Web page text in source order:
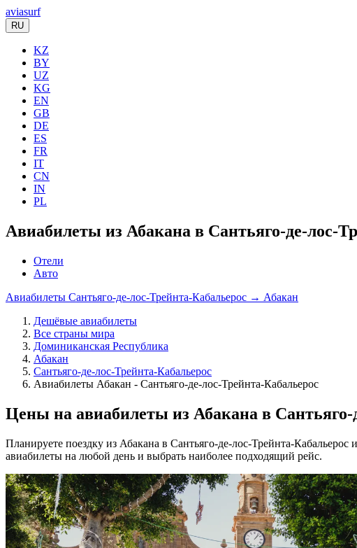
aviasurf
RU
KZ
BY
UZ
KG
EN
GB
DE
ES
FR
IT
CN
IN
PL
Авиабилеты из Абакана в Сантьяго-де-лос-
Отели
Авто
Авиабилеты Сантьяго-де-лос-Трейнта-Кабальерос → Абакан
Дешёвые авиабилеты
Все страны мира
Доминиканская Республика
Абакан
Сантьяго-де-лос-Трейнта-Кабальерос
Авиабилеты Абакан - Сантьяго-де-лос-Трейнта-Кабальерос
Цены на авиабилеты из Абакана в Сантьяго-
Планируете поездку из Абакана в Сантьяго-де-лос-Трейнта-
авиабилеты на любой день и выбрать наиболее подходящий рейс.